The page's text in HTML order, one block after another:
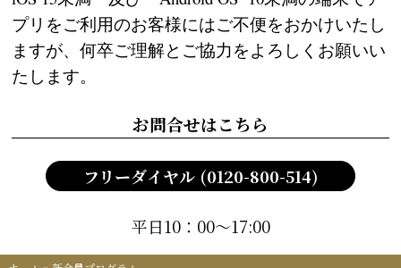
プリをご利用のお客様にはご不便をおかけいたし
ますが、何卒ご理解とご協力をよろしくお願いい
たします。
お問合せはこちら
フリーダイヤル (0120-800-514)
平日10：00～17:00